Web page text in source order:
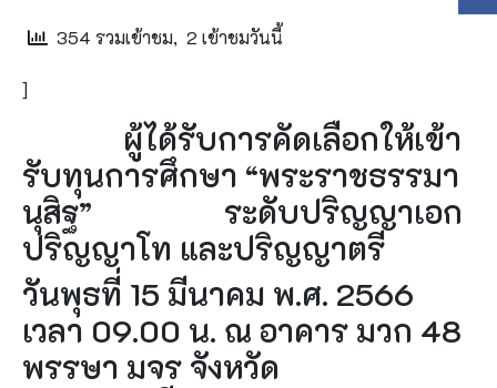
354 รวมเข้าชม, 2 เข้าชมวันนี้
]
ผู้ได้รับการคัดเลือกให้เข้า
รับทุนการศึกษา “พระราชธรรมา
นุสิฐ” ระดับปริญญาเอก
ปริญญาโท และปริญญาตรี
วันพุธที่ 15 มีนาคม พ.ศ. 2566
เวลา 09.00 น. ณ อาคาร มวก 48
พรรษา มจร จังหวัด